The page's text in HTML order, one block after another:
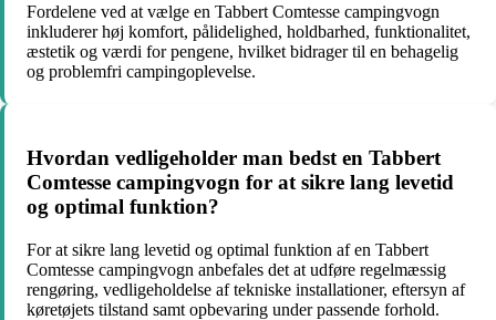
Fordelene ved at vælge en Tabbert Comtesse campingvogn
inkluderer høj komfort, pålidelighed, holdbarhed, funktionalitet,
æstetik og værdi for pengene, hvilket bidrager til en behagelig
og problemfri campingoplevelse.
Hvordan vedligeholder man bedst en Tabbert
Comtesse campingvogn for at sikre lang levetid
og optimal funktion?
For at sikre lang levetid og optimal funktion af en Tabbert
Comtesse campingvogn anbefales det at udføre regelmæssig
rengøring, vedligeholdelse af tekniske installationer, eftersyn af
køretøjets tilstand samt opbevaring under passende forhold.